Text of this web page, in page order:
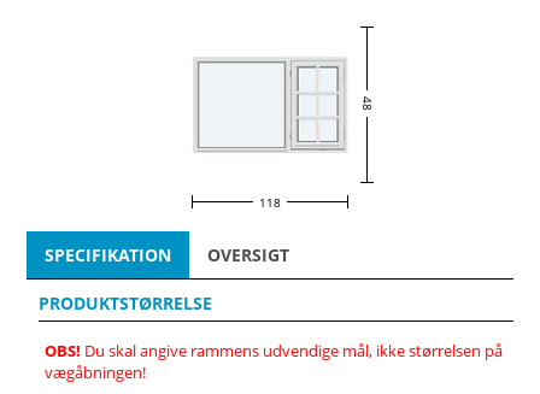
48
118
SPECIFIKATION OVERSIGT
PRODUKTSTØRRELSE
OBS! Du skal angive rammens udvendige mål, ikke størrelsen på
vægåbningen!